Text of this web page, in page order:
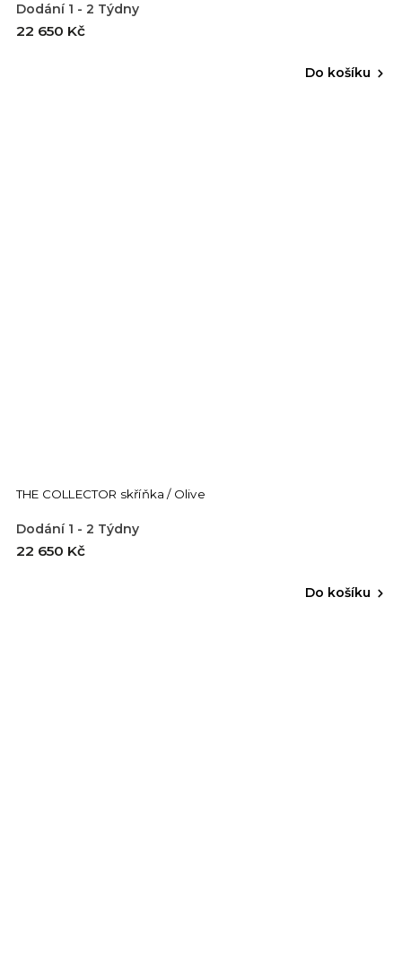
Dodání 1 - 2 Týdny
22 650 Kč
Do košíku
THE COLLECTOR skříňka / Olive
Dodání 1 - 2 Týdny
22 650 Kč
Do košíku